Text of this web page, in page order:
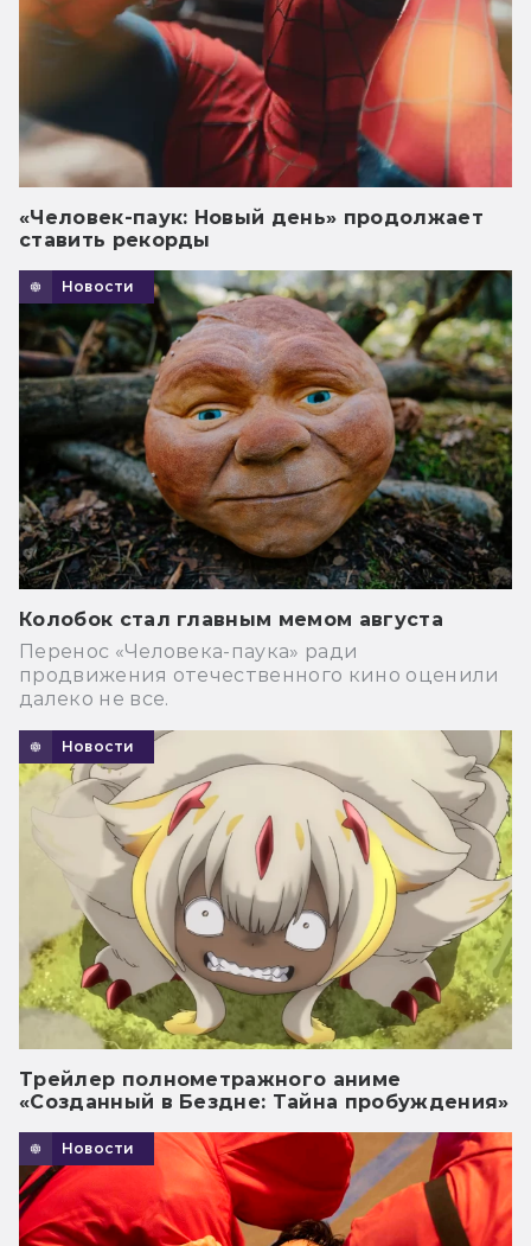
«Человек-паук: Новый день» продолжает
ставить рекорды
Новости
Колобок стал главным мемом августа
Перенос «Человека-паука» ради
продвижения отечественного кино оценили
далеко не все.
Новости
Трейлер полнометражного аниме
«Созданный в Бездне: Тайна пробуждения»
Новости